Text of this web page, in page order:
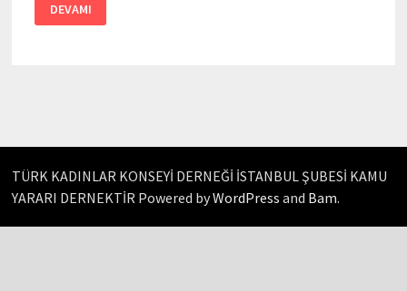
İSTANBUL
ŞUBESININ
DEVAMI
TÜRK KADINLAR KONSEYİ DERNEĞİ İSTANBUL ŞUBESİ KAMU
YARARI DERNEKTİR Powered byWordPress and Bam.